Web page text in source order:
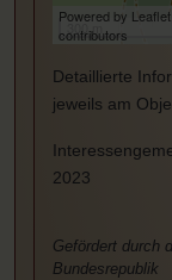
300 m
Powered by
contributors
Detaillierte
jeweils am
2023
Gefördert durch
Bundesrepublik